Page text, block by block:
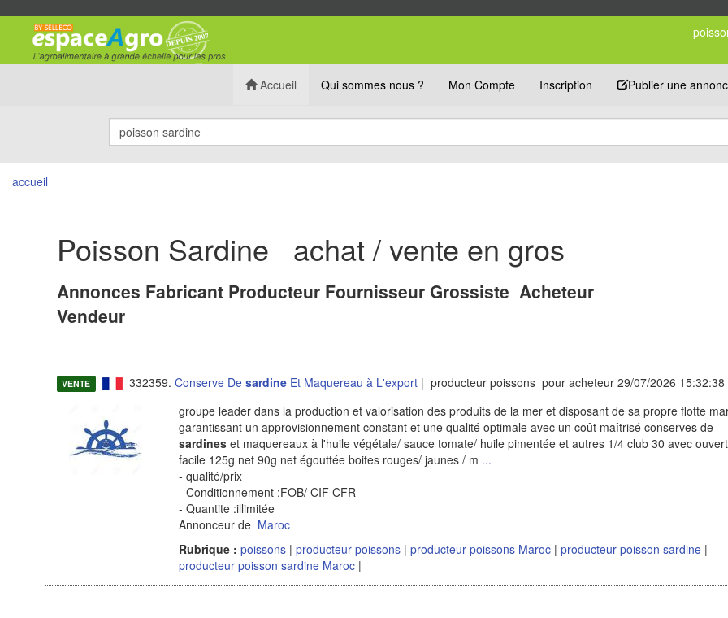
Accueil Qui sommes nous ? Mon Compte Inscription Publier une
accueil
Poisson Sardine achat / vente en gros
Annonces Fabricant Producteur Fournisseur Grossiste Acheteur
Vendeur
VENTE 332359. Conserve De sardineEt Maquereau à L'export| producteur poissons pour acheteur 29/07/2026 15:32:38
groupe leader dans la production et valorisation des produits de la mer et disposant de sa propre flotte
garantissant un approvisionnement constant et une qualité optimale avec un coût maîtrisé conserves de
sardineset maquereaux à l'huile végétale/ sauce tomate/ huile pimentée et autres 1/4 club 30 avec
facile 125g net 90g net égouttée boites rouges/ jaunes / m ...
- qualité/prix
- Conditionnement :FOB/ CIF CFR
- Quantite :illimitée
Annonceur de Maroc
Rubrique : poissons | producteur poissons| producteur poissons Maroc| producteur poisson sardine|
producteur poisson sardine Maroc|